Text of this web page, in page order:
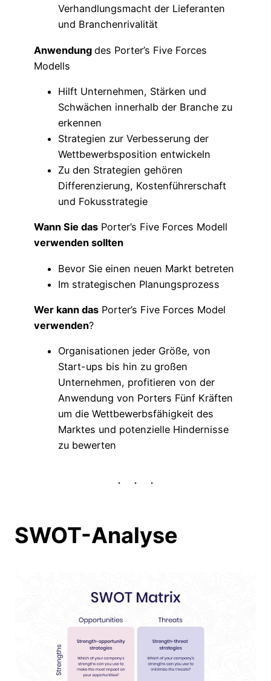
Verhandlungsmacht der Lieferanten
und Branchenrivalität
Anwendungdes Porter’s Five Forces
Modells
Hilft Unternehmen, Stärken und
Schwächen innerhalb der Branche zu
erkennen
Strategien zur Verbesserung der
Wettbewerbsposition entwickeln
Zu den Strategien gehören
Differenzierung, Kostenführerschaft
und Fokusstrategie
Wann Sie das Porter’s Five Forces Modell
verwenden sollten
Bevor Sie einen neuen Markt betreten
Im strategischen Planungsprozess
Wer kann das Porter’s Five Forces Model
verwenden?
Organisationen jeder Größe, von
Start-ups bis hin zu großen
Unternehmen, profitieren von der
Anwendung von Porters Fünf Kräften
um die Wettbewerbsfähigkeit des
Marktes und potenzielle Hindernisse
zu bewerten
SWOT-Analyse